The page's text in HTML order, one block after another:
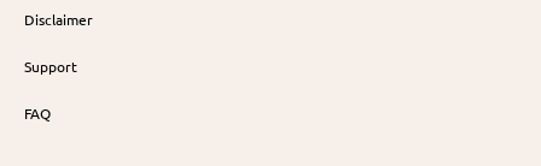
Disclaimer
Support
FAQ